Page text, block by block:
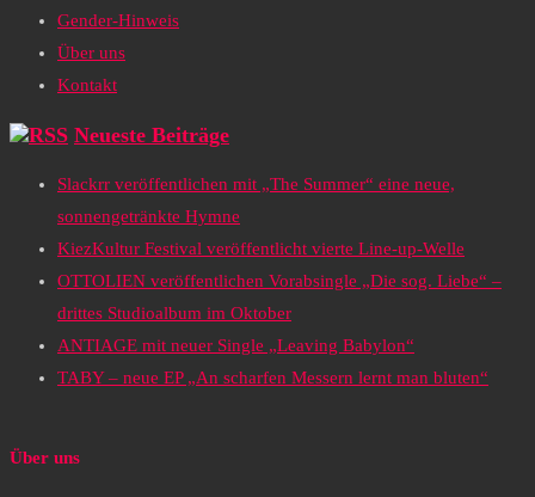
Gender-Hinweis
Über uns
Kontakt
Neueste Beiträge
Slackrr veröffentlichen mit „The Summer“ eine neue,
sonnengetränkte Hymne
KiezKultur Festival veröffentlicht vierte Line-up-Welle
OTTOLIEN veröffentlichen Vorabsingle „Die sog. Liebe“ –
drittes Studioalbum im Oktober
ANTIAGE mit neuer Single „Leaving Babylon“
TABY – neue EP „An scharfen Messern lernt man bluten“
Über uns